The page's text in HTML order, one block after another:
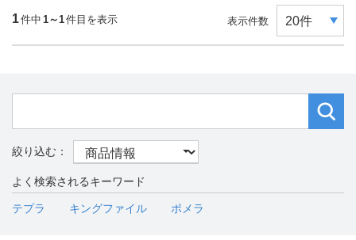
1件中 1～1件目を表示 表示件数
よく検索されるキーワード
テプラ キングファイル ポメラ